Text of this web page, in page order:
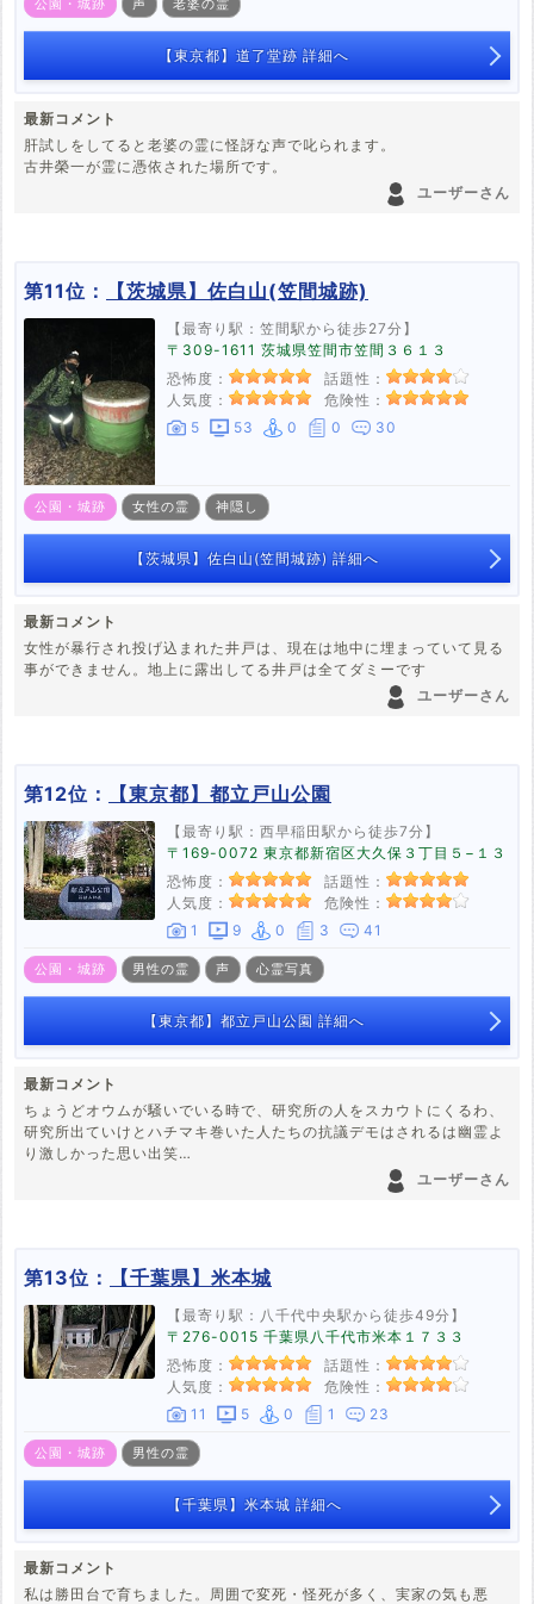
公園・城跡 声 老婆の霊
【東京都】道了堂跡 詳細へ
最新コメント
肝試しをしてると老婆の霊に怪訝な声で叱られます。
古井榮一が霊に憑依された場所です。
ユーザーさん
第11位： 【茨城県】佐白山(笠間城跡)
【最寄り駅：笠間駅から徒歩27分】
〒309-1611 茨城県笠間市笠間３６１３
恐怖度：
話題性：
人気度：
危険性：
5
53 0 0 30
公園・城跡 女性の霊 神隠し
【茨城県】佐白山(笠間城跡) 詳細へ
最新コメント
女性が暴行され投げ込まれた井戸は、現在は地中に埋まっていて見る
事ができません。地上に露出してる井戸は全てダミーです
ユーザーさん
第12位： 【東京都】都立戸山公園
【最寄り駅：西早稲田駅から徒歩7分】
〒169-0072 東京都新宿区大久保３丁目５−１３
恐怖度：
話題性：
人気度：
危険性：
1
9 0 3 41
公園・城跡 男性の霊 声 心霊写真
【東京都】都立戸山公園 詳細へ
最新コメント
ちょうどオウムが騒いでいる時で、研究所の人をスカウトにくるわ、
研究所出ていけとハチマキ巻いた人たちの抗議デモはされるは幽霊よ
り激しかった思い出笑
関係ありませんが、学習院女子の前の道路にあるサイゼリヤ、前なん
ユーザーさん
第13位： 【千葉県】米本城
【最寄り駅：八千代中央駅から徒歩49分】
〒276-0015 千葉県八千代市米本１７３３
恐怖度：
話題性：
人気度：
危険性：
11
5 0 1 23
公園・城跡 男性の霊
【千葉県】米本城 詳細へ
最新コメント
私は勝田台で育ちました。周囲で変死・怪死が多く、実家の気も悪